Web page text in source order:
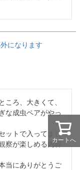
になります
ころ、大きくて、
な成虫ペアがやっ
ットで入ってまし
察が楽しめる内容
当にありがとうご
カートへ